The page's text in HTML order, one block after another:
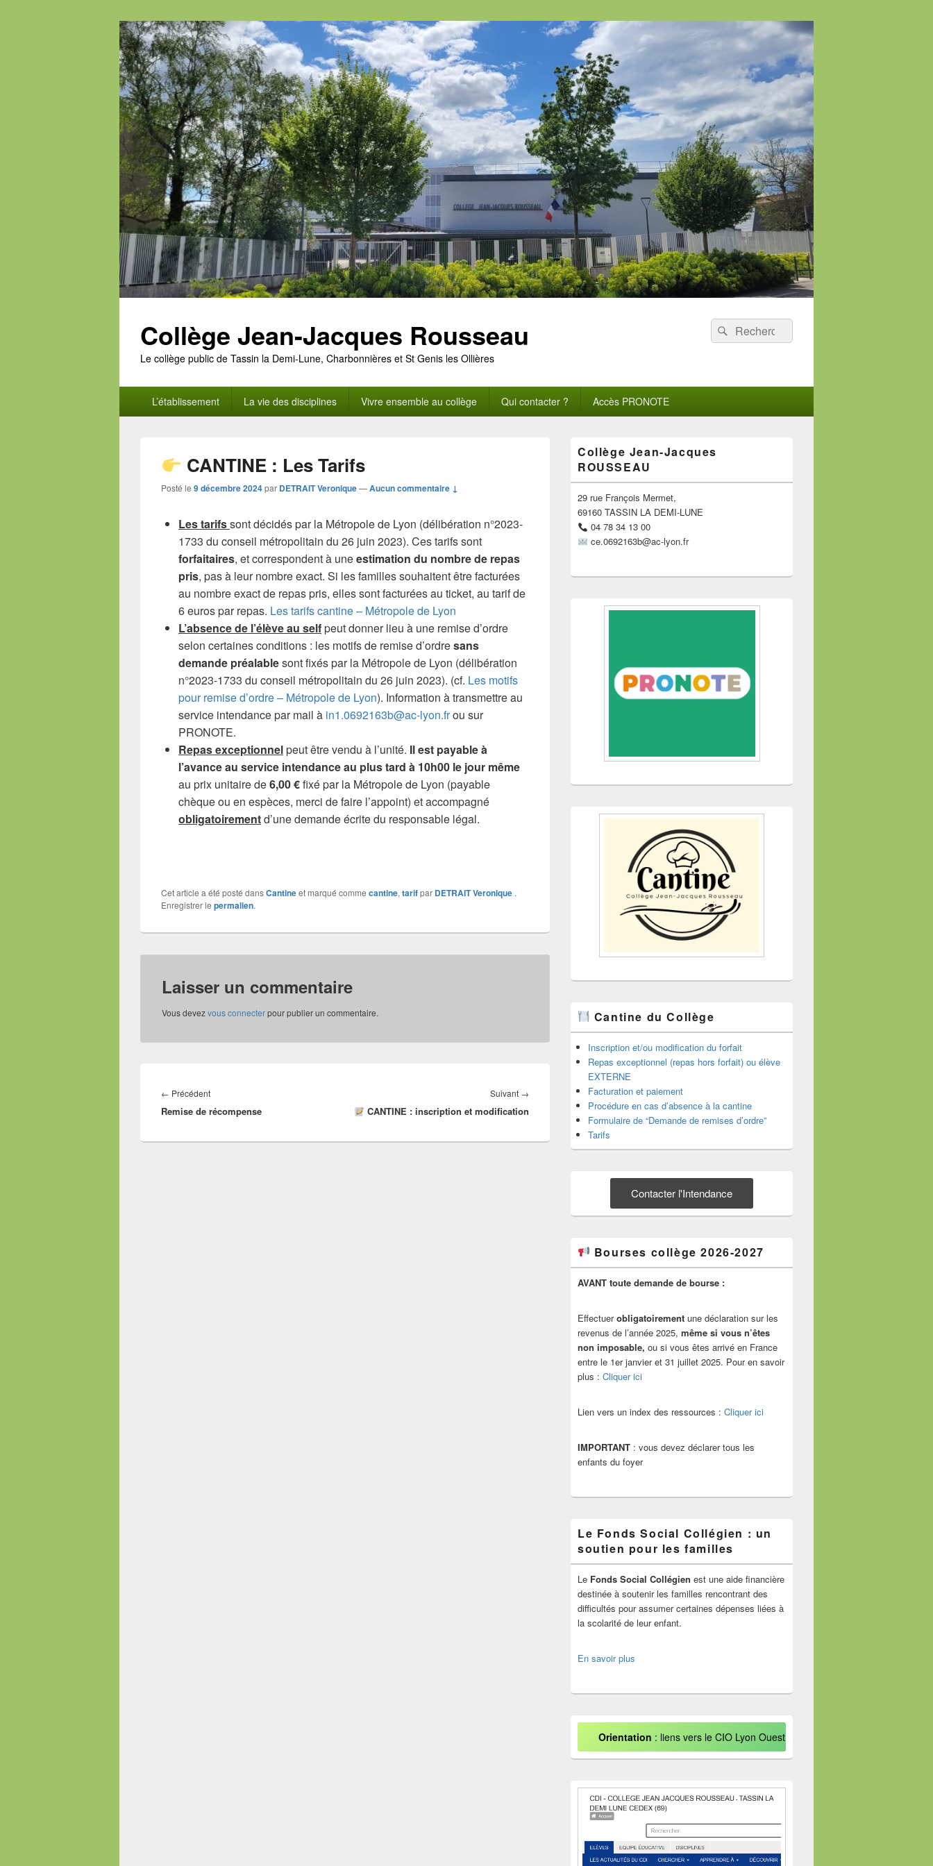
Collège Jean-Jacques Rousseau
Le collège public de Tassin la Demi-Lune, Charbonnières et St Genis les Ollières
Recherche :
Rechercher
principalL’établissement La vie des disciplines Vivre ensemble au collège Qui contacter ? Accès PRONOTE
CANTINE : Les Tarifs
Posté le 9 décembre 2024par DETRAIT Veronique—Aucun commentaire ↓
Les tarifssont décidés par la Métropole de Lyon (délibération n°2023-
1733 du conseil métropolitain du 26 juin 2023). Ces tarifs sont
forfaitaires, et correspondent à uneestimation du nombre de repas
pris, pas à leur nombre exact. Si les familles souhaitent être facturées
au nombre exact de repas pris, elles sont facturées au ticket, au tarif de
6 euros par repas. Les tarifs cantine – Métropole de Lyon
L’absence de l’élève au selfpeut donner lieu à une remise d’ordre
selon certaines conditions : les motifs de remise d’ordresans
demande préalablesont fixés par la Métropole de Lyon (délibération
n°2023-1733 du conseil métropolitain du 26 juin 2023). (cf. Les motifs
pour remise d’ordre – Métropole de Lyon). Information à transmettre au
service intendance par mail à in1.0692163b@ac-lyon.frou sur
PRONOTE.
Repas exceptionnelpeut être vendu à l’unité. Il est payable à
l’avanceau service intendanceau plus tard à 10h00 le jour même
au prix unitaire de6,00 €fixé par la Métropole de Lyon (payable
chèque ou en espèces, merci de faire l’appoint) et accompagné
obligatoirementd’une demande écrite du responsable légal.
Cet article a été posté dansCantineet marqué comme cantine, tarifpar DETRAIT Veronique .
Enregistrer le permalien.
Laisser un commentaire
Vous devezvous connecterpour publier un commentaire.
de
l’article
← PrécédentArticle
précédent :
Remise de récompense
Suivant →
CANTINE : inscription et modification
principale
widget
pour
barre
latérale
Collège Jean-Jacques
ROUSSEAU
29 rue François Mermet,
69160 TASSIN LA DEMI-LUNE
04 78 34 13 00
ce.0692163b@ac-lyon.fr
Cantine du Collège
Inscription et/ou modification du forfait
Repas exceptionnel (repas hors forfait) ou élève
EXTERNE
Facturation et paiement
Procédure en cas d’absence à la cantine
Formulaire de “Demande de remises d’ordre”
Tarifs
Contacter l'Intendance
Bourses collège 2026-2027
AVANT toute demande de bourse :
Effectuerobligatoirement une déclaration sur les
revenus de l’année 2025, même si vous n’êtes
non imposable, ou si vous êtes arrivé en France
entre le 1er janvier et 31 juillet 2025. Pour en savoir
plus : Cliquer ici
Lien vers un index des ressources : Cliquer ici
IMPORTANT : vous devez déclarer tous les
enfants du foyer
Le Fonds Social Collégien : un
soutien pour les familles
Le Fonds Social Collégien est une aide financière
destinée à soutenir les familles rencontrant des
difficultés pour assumer certaines dépenses liées à
la scolarité de leur enfant.
En savoir plus
Orientation : liens vers le CIO Lyon Ouest